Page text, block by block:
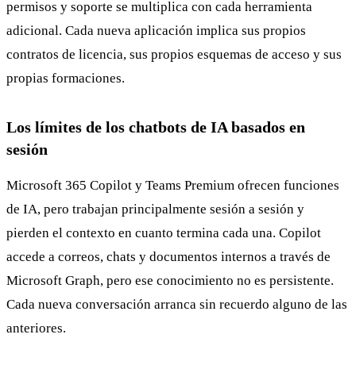
permisos y soporte se multiplica con cada herramienta
adicional. Cada nueva aplicación implica sus propios
contratos de licencia, sus propios esquemas de acceso y sus
propias formaciones.
Los límites de los chatbots de IA basados en
sesión
Microsoft 365 Copilot y Teams Premium ofrecen funciones
de IA, pero trabajan principalmente sesión a sesión y
pierden el contexto en cuanto termina cada una. Copilot
accede a correos, chats y documentos internos a través de
Microsoft Graph, pero ese conocimiento no es persistente.
Cada nueva conversación arranca sin recuerdo alguno de las
anteriores.